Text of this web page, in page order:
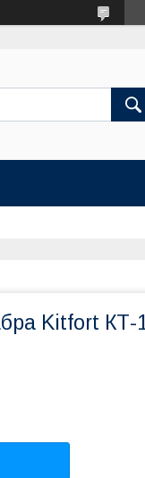
Kitfort КТ-